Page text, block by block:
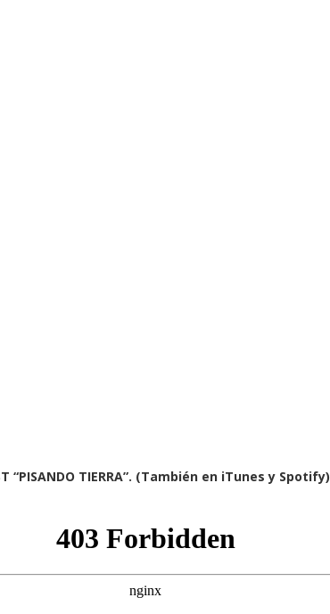
“PISANDO TIERRA”. (También en iTunes y Spotify)